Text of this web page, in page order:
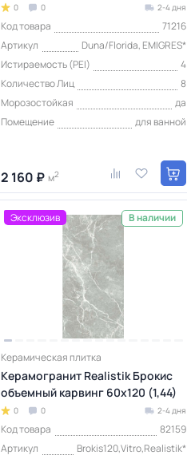
0 0 2-4 дня
Код товара
71216
Артикул
Duna/Florida, EMIGRES*
Истираемость (PEI)
4
Количество Лиц
8
Морозостойкая
да
Помещение
для ванной
2 160 ₽ м2
Эксклюзив В наличии
Керамическая плитка
Керамогранит Realistik Брокис
объемный карвинг 60х120 (1,44)
0 0 2-4 дня
Код товара
82159
Артикул
Brokis120,Vitro,Realistik*